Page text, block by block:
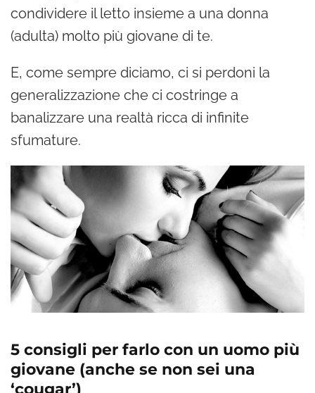
condividere il letto insieme a una donna
(adulta) molto più giovane di te.
E, come sempre diciamo, ci si perdoni la
generalizzazione che ci costringe a
banalizzare una realtà ricca di infinite
sfumature.
5 consigli per farlo con un uomo più
giovane (anche se non sei una
‘cougar’)